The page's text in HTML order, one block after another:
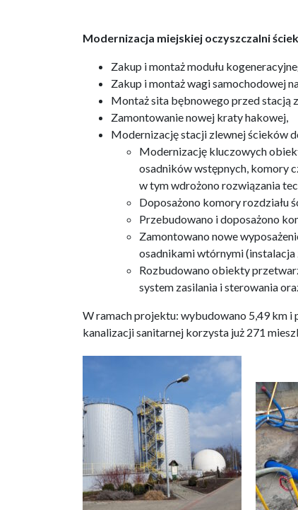
Modernizacja miejskiej oczyszczalni
Zakup i montaż modułu
Zakup i montaż wagi samochodowej
Montaż sita bębnowego przed stacją
Zamontowanie nowej kraty hakowej,
Modernizację stacji zlewnej ścieków
Modernizację kluczowych
osadników wstępnych, komory
w tym wdrożono rozwiązania
Doposażono komory rozdziału
Przebudowano i doposażono
Zamontowano nowe
osadnikami wtórnymi (instalacja
Rozbudowano obiekty
system zasilania i sterowania
W ramach projektu: wybudowano 5,49 km
kanalizacji sanitarnej korzysta już 271